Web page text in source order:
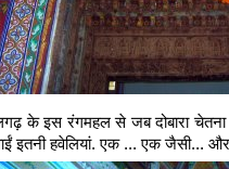
के इस रंगमहल से जब दोबारा
इतनी हवेलियां. एक ... एक जैसी... और